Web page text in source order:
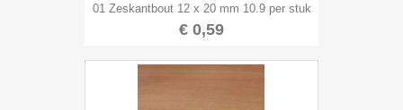
01 Zeskantbout 12 x 20 mm 10.9 per stuk
€ 0,59